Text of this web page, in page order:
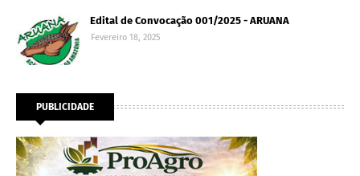
Edital de Convocação 001/2025 - ARUANA
Fevereiro 18, 2025
PUBLICIDADE